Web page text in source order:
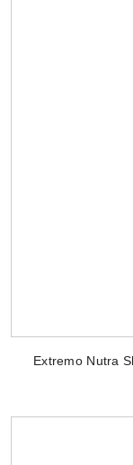
Extremo Nutra